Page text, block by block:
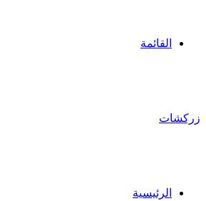
القائمة
زركشات
الرئيسية